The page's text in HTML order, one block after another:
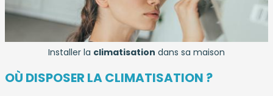
Installer la climatisation dans sa maison
OÙ DISPOSER LA CLIMATISATION ?